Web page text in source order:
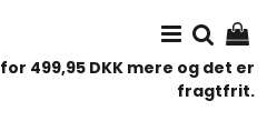
499,95 DKK mere og det er
fragtfrit.